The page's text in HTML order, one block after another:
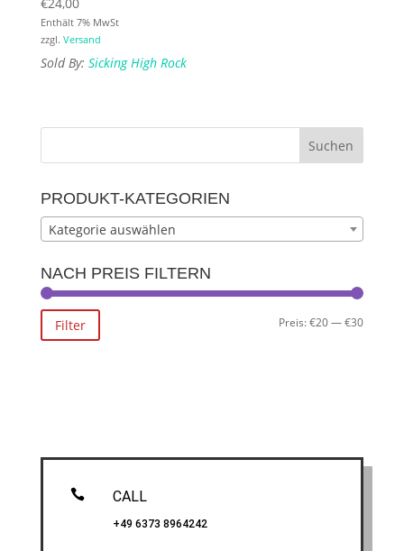
Enthält 7% MwSt
zzgl. Versand
Sold By: Sicking High Rock
PRODUKT-KATEGORIEN
Kategorie auswählen
NACH PREIS FILTERN
Min.
Max.
Filter Preis:€20—€30
 CALL
+49 6373 8964242